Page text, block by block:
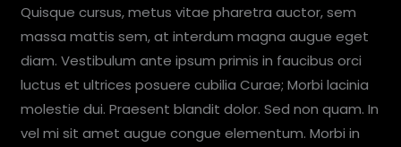
Quisque cursus, metus vitae pharetra auctor, sem
massa mattis sem, at interdum magna augue eget
diam. Vestibulum ante ipsum primis in faucibus orci
luctus et ultrices posuere cubilia Curae; Morbi lacinia
molestie dui. Praesent blandit dolor. Sed non quam. In
vel mi sit amet augue congue elementum. Morbi in